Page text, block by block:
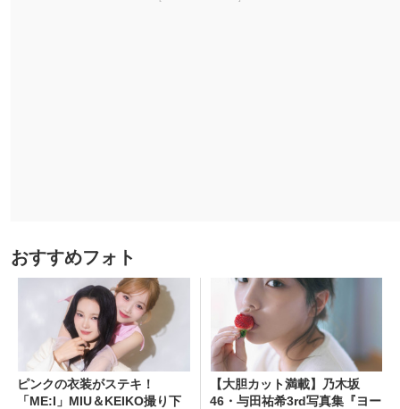
おすすめフォト
ピンクの衣装がステキ！
「ME:I」MIU＆KEIKO撮り下
【大胆カット満載】乃木坂
46・与田祐希3rd写真集『ヨー